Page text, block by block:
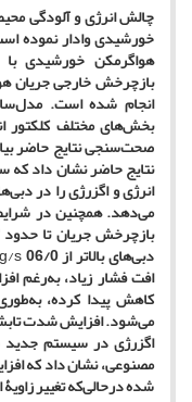
چالش انرژی و آلودگی
خورشیدی وادار نموده
هواگرمکن خورشیدی
بازچرخش خارجی جریان
انجام شده است.
بخش‌های مختلف کلکتور
صحت‌سنجی نتایج حاضر
نتایج حاضر نشان داد که
انرژی و اگزرژی را در
می‌دهد. همچنین در
دبی‌های بالاتر از 06/0 s
افت فشار زیاد، به‌رغم
کاهش پیدا کرده،
می‌شود. افزایش شدت
اگزرژی در سیستم
مصنوعی، نشان داد که
شده درحالی‌که تغییر زاویۀ